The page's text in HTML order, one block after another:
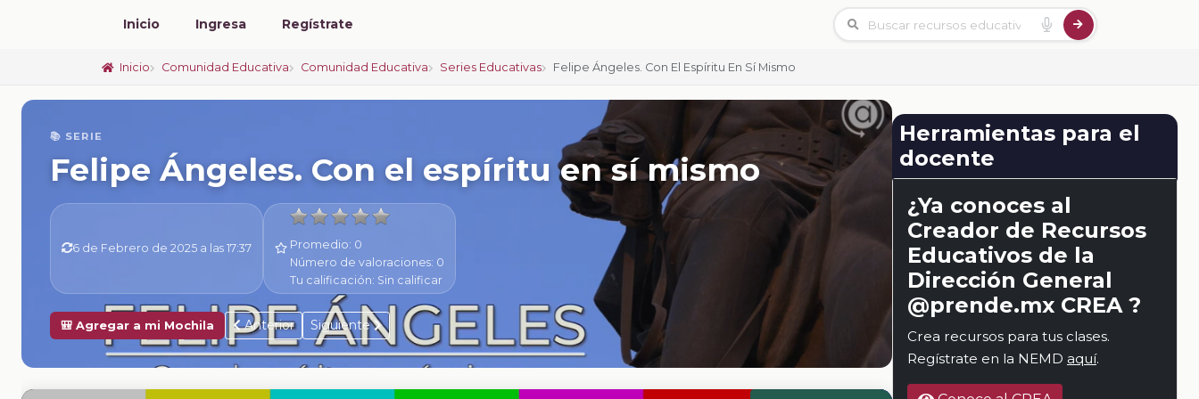
Inicio Ingresa Regístrate
Inicio Comunidad Educativa Comunidad Educativa Series Educativas Felipe Ángeles. Con El Espíritu En Sí Mismo
📚 SERIE
Felipe Ángeles. Con el espíritu en sí mismo
6 de Febrero de 2025 a las 17:37 Promedio: 0
Número de valoraciones: 0
Tu calificación: Sin calificar
🎒 Agregar a mi Mochila Anterior Siguiente
Herramientas para el
docente
¿Ya conoces al
Creador de Recursos
Educativos de la
Dirección General
@prende.mx CREA ?
Crea recursos para tus clases.
Regístrate en la NEMD aquí.